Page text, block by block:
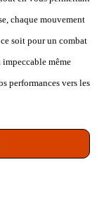
chaque mouvement
soit pour un combat
même
performances vers les